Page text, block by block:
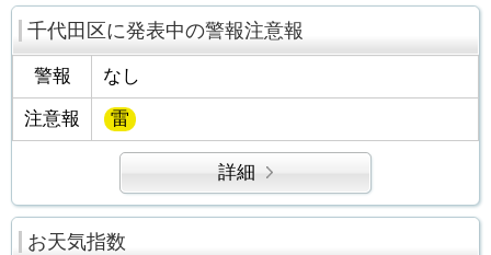
千代田区に発表中の警報注意報
警報 なし
注意報 雷
詳細
お天気指数